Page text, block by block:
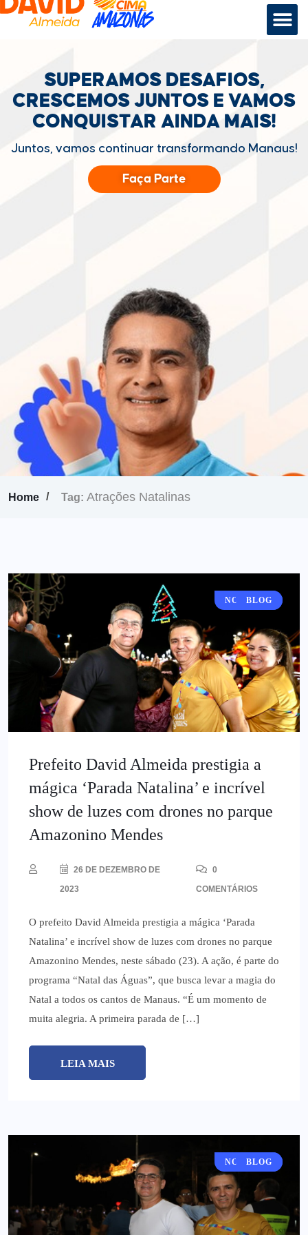
SUPERAMOS DESAFIOS,
CRESCEMOS JUNTOS E VAMOS
CONQUISTAR AINDA MAIS!
Juntos, vamos continuar transformando Manaus!
Faça Parte
Home Tag: Atrações Natalinas
NOTÍCIAS
BLOG
Prefeito David Almeida prestigia a
mágica ‘Parada Natalina’ e incrível
show de luzes com drones no parque
Amazonino Mendes
26 DE DEZEMBRO DE
2023
0
COMENTÁRIOS
O prefeito David Almeida prestigia a mágica ‘Parada
Natalina’ e incrível show de luzes com drones no parque
Amazonino Mendes, neste sábado (23). A ação, é parte do
programa “Natal das Águas”, que busca levar a magia do
Natal a todos os cantos de Manaus. “É um momento de
muita alegria. A primeira parada de […]
LEIA MAIS
NOTÍCIAS
BLOG